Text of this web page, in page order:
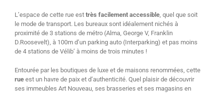
L’espace de cette rue est très facilement accessible, quel que soit
le mode de transport. Les bureaux sont idéalement nichés à
proximité de 3 stations de métro (Alma, George V, Franklin
D.Roosevelt), à 100m d’un parking auto (Interparking) et pas moins
de 4 stations de Vélib’ à moins de trois minutes !
Entourée par les boutiques de luxe et de maisons renommées, cette
rue est un havre de paix et d’authenticité. Quel plaisir de découvrir
ses immeubles Art Nouveau, ses brasseries et ses magasins en